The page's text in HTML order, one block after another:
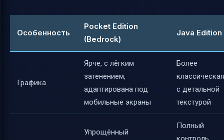
Особенность
Pocket Edition
(Bedrock)
Java Edition
Графика
Ярче, с лёгким
затенением,
адаптирована под
мобильные экраны
Более
с детальной
текстурой
Упрощённый
Полный